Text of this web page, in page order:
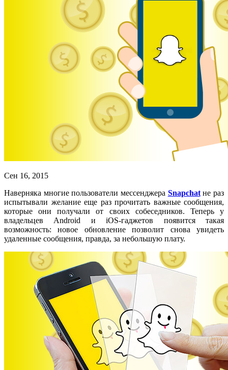
Сен 16, 2015
Наверняка многие пользователи мессенджера Snapchatне раз
испытывали желание еще раз прочитать важные сообщения,
которые они получали от своих собеседников. Теперь у
владельцев Android иiOS-гаджетов появится такая
возможность: новое обновление позволит снова увидеть
удаленные сообщения, правда, за небольшую плату.